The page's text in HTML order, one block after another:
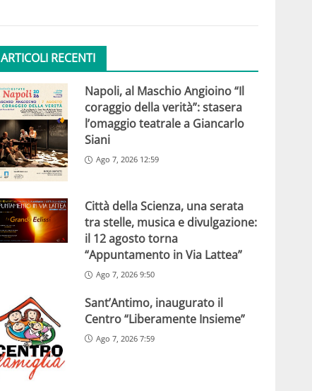
ARTICOLI RECENTI
Napoli, al Maschio Angioino “Il
coraggio della verità”: stasera
l’omaggio teatrale a Giancarlo
Siani
Ago 7, 2026 12:59
Città della Scienza, una serata
tra stelle, musica e divulgazione:
il 12 agosto torna
“Appuntamento in Via Lattea”
Ago 7, 2026 9:50
Sant’Antimo, inaugurato il
Centro “Liberamente Insieme”
Ago 7, 2026 7:59